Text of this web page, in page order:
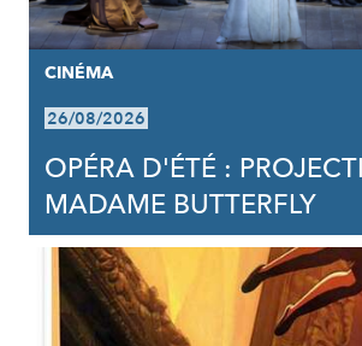
CINÉMA
26/08/2026
OPÉRA D'ÉTÉ :
MADAME BUTTERFLY